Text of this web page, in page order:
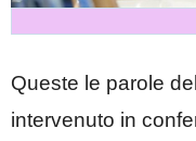
Queste le parole
intervenuto in